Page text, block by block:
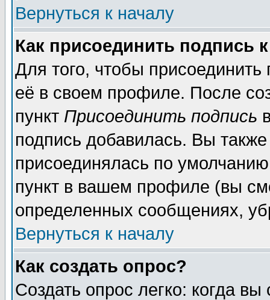
Вернуться к началу
Как присоединить подпись
Для того, чтобы
её в своем профиле. После
пункт Присоединить подпись
подпись добавилась. Вы
присоединялась по
пункт в вашем профиле (вы
определенных сообщениях,
Вернуться к началу
Как создать опрос?
Создать опрос легко: когда